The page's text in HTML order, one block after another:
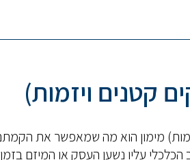
קטנים ויזמות)
מימון הוא מה שמאפשר את
הכלכלי עליו נשען העסק או המיזם בזמן